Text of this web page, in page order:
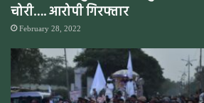
चोरी…. आरोपी गिरफ्तार
February 28, 2022